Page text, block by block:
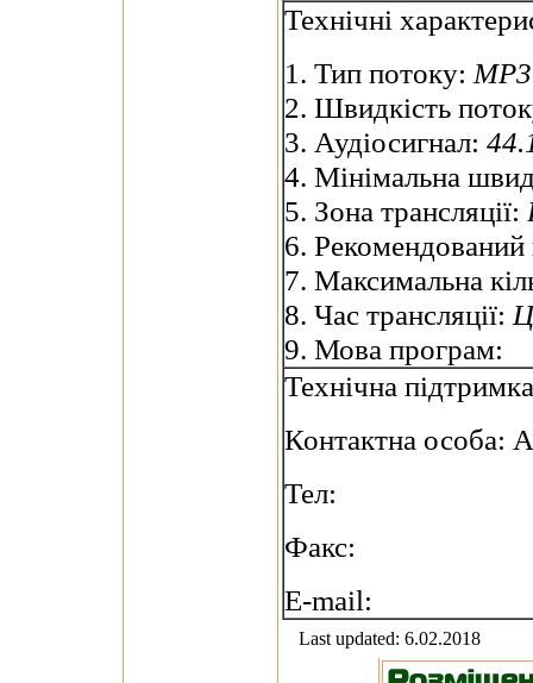
Технічні
1. Тип потоку:
2. Швидкість
3. Аудіосигнал:
4. Мінімальна
5. Зона трансляції:
6.
7. Максимальна
8. Час трансляції:
9. Мова програм:
Технічна підтримка
Контактна особа:
Тел:
Факс:
E-mail:
Last updated: 6.02.2018